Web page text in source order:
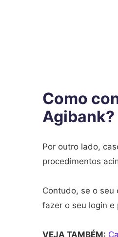
Como
Agibank?
Por outro lado,
procedimentos
Contudo, se o
fazer o seu login e
VEJA TAMBÉM: